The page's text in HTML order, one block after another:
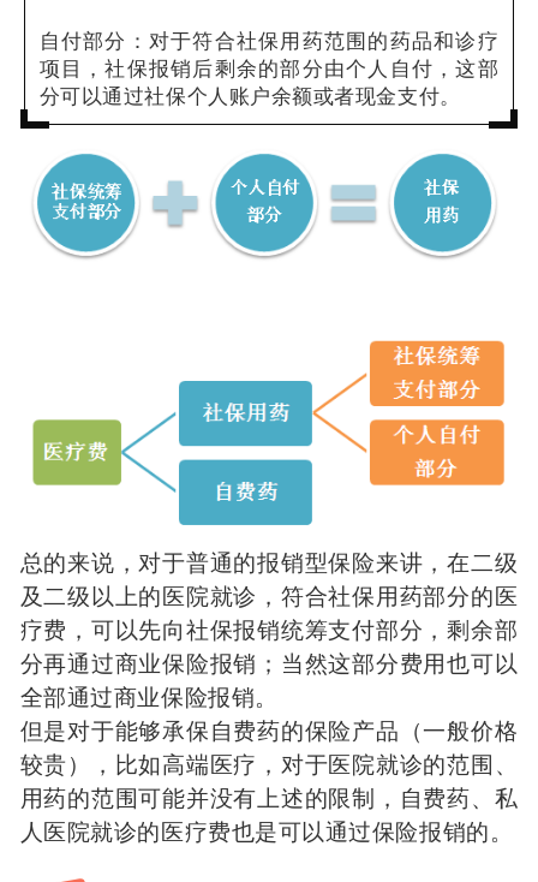
自付部分：对于符合社保用药范围的药品和诊疗
项目，社保报销后剩余的部分由个人自付，这部
分可以通过社保个人账户余额或者现金支付。
总的来说，对于普通的报销型保险来讲，在二级
及二级以上的医院就诊，符合社保用药部分的医
疗费，可以先向社保报销统筹支付部分，剩余部
分再通过商业保险报销；当然这部分费用也可以
全部通过商业保险报销。
但是对于能够承保自费药的保险产品（一般价格
较贵），比如高端医疗，对于医院就诊的范围、
用药的范围可能并没有上述的限制，自费药、私
人医院就诊的医疗费也是可以通过保险报销的。